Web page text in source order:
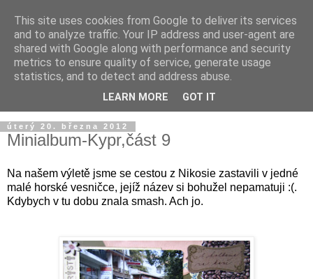
úterý 20. března 2012
Minialbum-Kypr,část 9
Na našem výletě jsme se cestou z Nikosie zastavili v jedné
malé horské vesničce, jejíž název si bohužel nepamatuji :(.
Kdybych v tu dobu znala smash. Ach jo.
This site uses cookies from Google to deliver its services
and to analyze traffic. Your IP address and user-agent are
shared with Google along with performance and security
metrics to ensure quality of service, generate usage
statistics, and to detect and address abuse.
LEARN MORE GOT IT